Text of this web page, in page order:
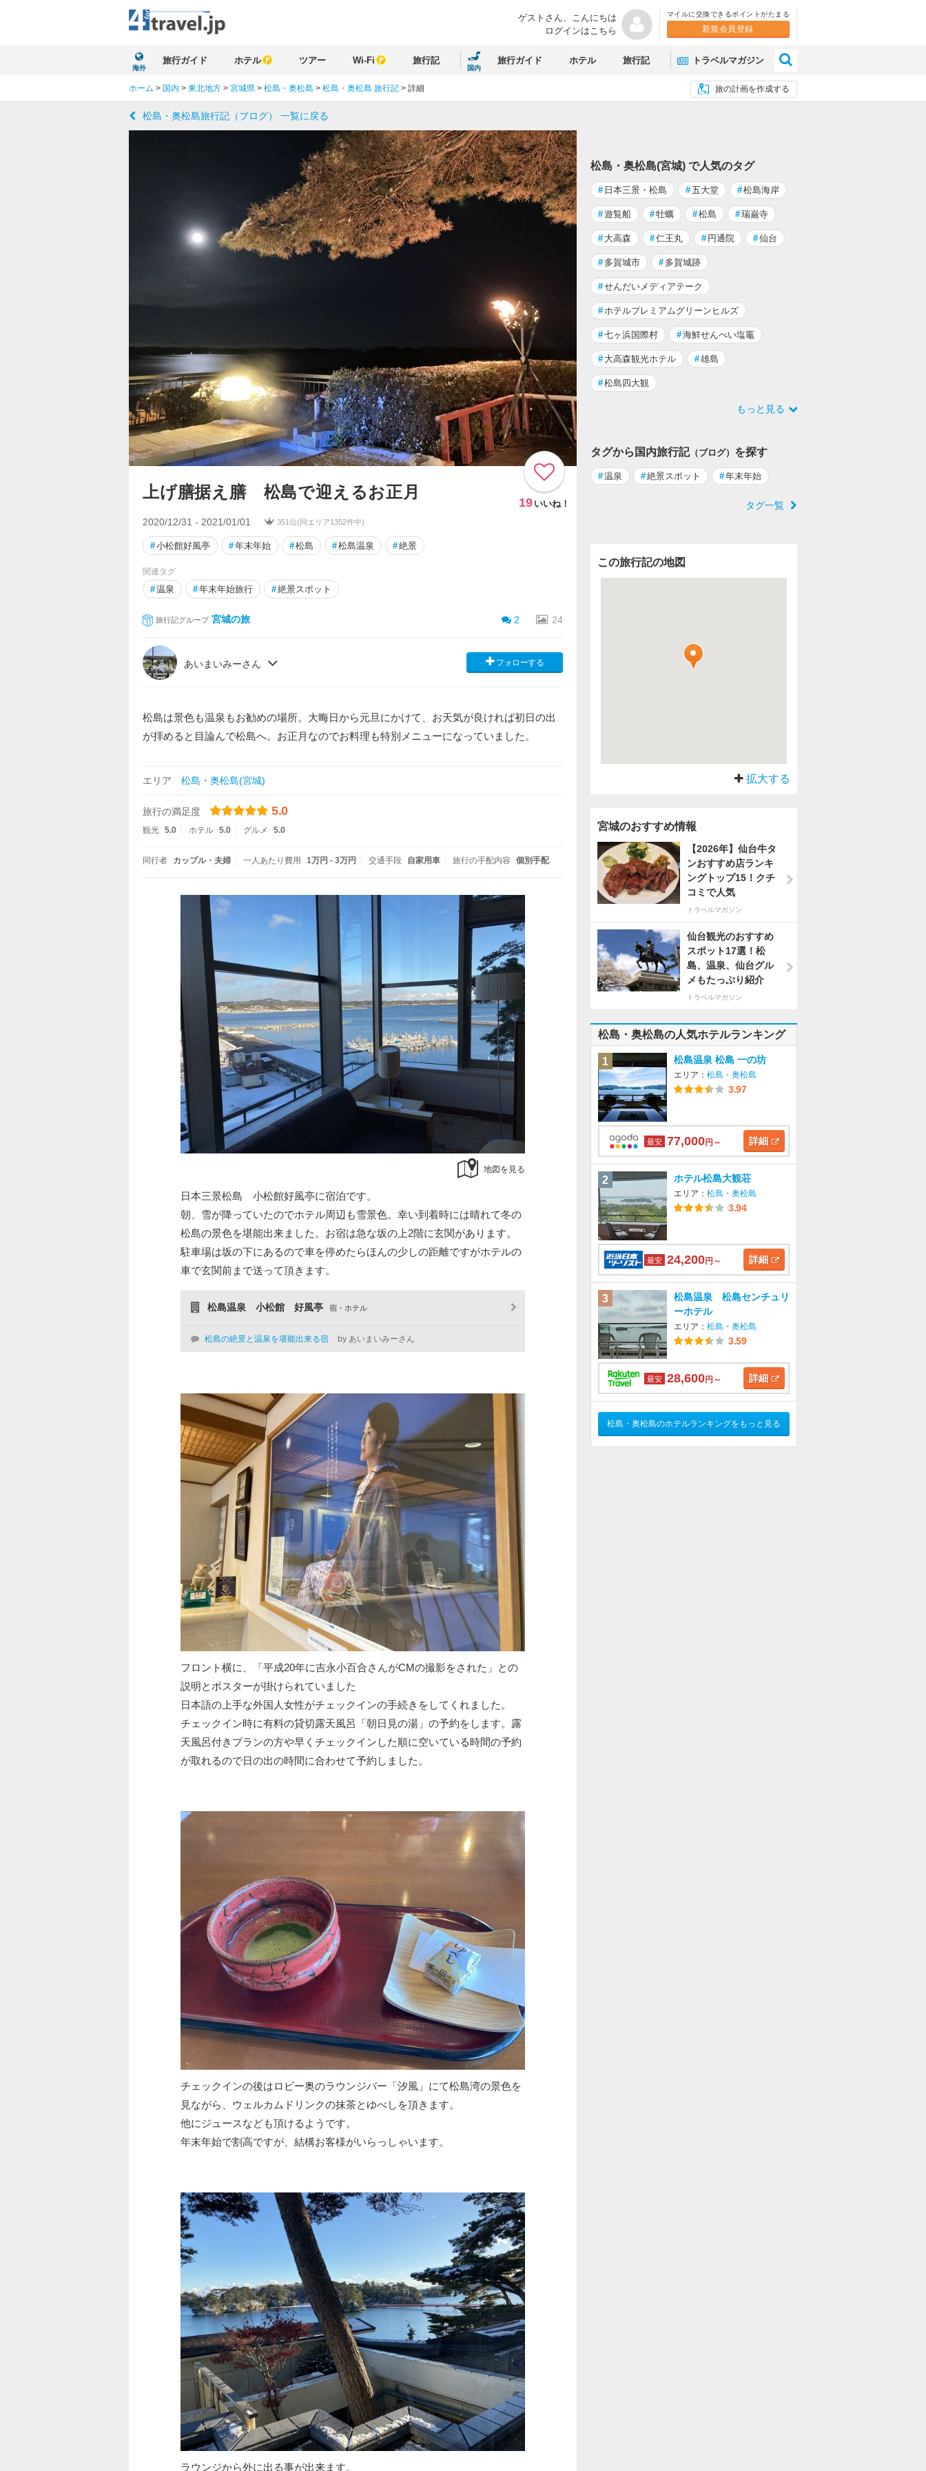
ゲストさん、 こんにちは
ログインはこちら
マイルに交換できるポイントがたまる
新規会員登録
海外
旅行ガイド ホテル ツアー Wi-Fi 旅行記
国内
旅行ガイド ホテル 旅行記 トラベルマガジン
旅の計画を作成する
ホーム > 国内 > 東北地方 > 宮城県 > 松島・奥松島 > 松島・奥松島 旅行記 > 詳細
松島・奥松島旅行記（ブログ） 一覧に戻る
上げ膳据え膳 松島で迎えるお正月
19 いいね！
2020/12/31 - 2021/01/01 351位(同エリア1352件中)
#小松館好風亭 #年末年始 #松島 #松島温泉 #絶景
関連タグ
#温泉 #年末年始旅行 #絶景スポット
旅行記グループ 宮城の旅 2 24
あいまいみーさん フォローする
松島は景色も温泉もお勧めの場所。大晦日から元旦にかけて、お天気が良ければ初日の出
が拝めると目論んで松島へ。お正月なのでお料理も特別メニューになっていました。
エリア 松島・奥松島(宮城)
旅行の満足度 5.0
観光 5.0 ホテル 5.0 グルメ 5.0
同行者 カップル・夫婦 一人あたり費用 1万円 - 3万円 交通手段 自家用車 旅行の手配内容 個別手配
地図を見る
日本三景松島 小松館好風亭に宿泊です。
朝、雪が降っていたのでホテル周辺も雪景色。幸い到着時には晴れて冬の
松島の景色を堪能出来ました。お宿は急な坂の上2階に玄関があります。
駐車場は坂の下にあるので車を停めたらほんの少しの距離ですがホテルの
車で玄関前まで送って頂きます。
松島温泉 小松館 好風亭 宿・ホテル
松島の絶景と温泉を堪能出来る宿 by あいまいみーさん
フロント横に、「平成20年に吉永小百合さんがCMの撮影をされた」との
説明とポスターが掛けられていました
日本語の上手な外国人女性がチェックインの手続きをしてくれました。
チェックイン時に有料の貸切露天風呂「朝日見の湯」の予約をします。露
天風呂付きプランの方や早くチェックインした順に空いている時間の予約
が取れるので日の出の時間に合わせて予約しました。
チェックインの後はロビー奥のラウンジバー「汐風」にて松島湾の景色を
見ながら、ウェルカムドリンクの抹茶とゆべしを頂きます。
他にジュースなども頂けるようです。
年末年始で割高ですが、結構お客様がいらっしゃいます。
ラウンジから外に出る事が出来ます。
松島・奥松島(宮城) で人気のタグ
# 日本三景・松島 #五大堂 #松島海岸
#遊覧船 #牡蠣 #松島 #瑞巌寺
# 大高森 #仁王丸 # 円通院 #仙台
# 多賀城市 # 多賀城跡
#せんだいメディアテーク
#ホテルプレミアムグリーンヒルズ
#七ヶ浜国際村 #海鮮せんべい塩竈
# 大高森観光ホテル #雄島
#松島四大観
もっと見る
タグから国内旅行記（ブログ） を探す
#温泉 #絶景スポット #年末年始
タグ一覧
この旅行記の地図
拡大する
宮城のおすすめ情報
【2026年】仙台牛タ
ンおすすめ店ランキ
ングトップ15！クチ
コミで人気
トラベルマガジン
仙台観光のおすすめ
スポット17選！松
島、温泉、仙台グル
メもたっぷり紹介
トラベルマガジン
松島・奥松島の人気ホテルランキング
1 松島温泉 松島 一の坊
エリア： 松島・奥松島
3.97
最安 77,000円～ 詳細
2 ホテル松島大観荘
エリア： 松島・奥松島
3.94
最安 24,200円～ 詳細
3
松島温泉 松島センチュリ
ーホテル
エリア： 松島・奥松島
3.59
最安 28,600円～ 詳細
松島・奥松島のホテルランキングをもっと見る